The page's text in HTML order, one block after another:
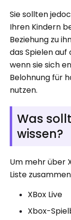
Sie sollten
Ihren Kindern
Beziehung zu
das Spielen
wenn sie sich
Belohnung für
nutzen.
Was
wissen?
Um mehr über
Liste
XBox Live
Xbox-